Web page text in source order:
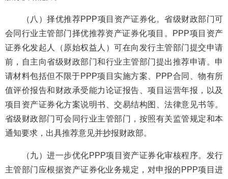
（八）择优推荐PPP项目资产证券化。省级财政部门可
会同行业主管部门择优推荐资产证券化项目。PPP项目资产
证券化发起人（原始权益人）可在向发行主管部门提交申请
前，自主向省级财政部门和行业主管部门提出推荐申请。申
请材料包括但不限于PPP项目实施方案、PPP合同、物有所
值评价报告和财政承受能力论证报告、项目运营年报，以及
项目资产证券化方案说明书、交易结构图、法律意见书等。
省级财政部门可会同行业主管部门，按照有关监管规定和本
通知要求，出具推荐意见并抄报财政部。
（九）进一步优化PPP项目资产证券化审核程序。发行
主管部门应根据资产证券化业务规定，对申报的PPP项目进